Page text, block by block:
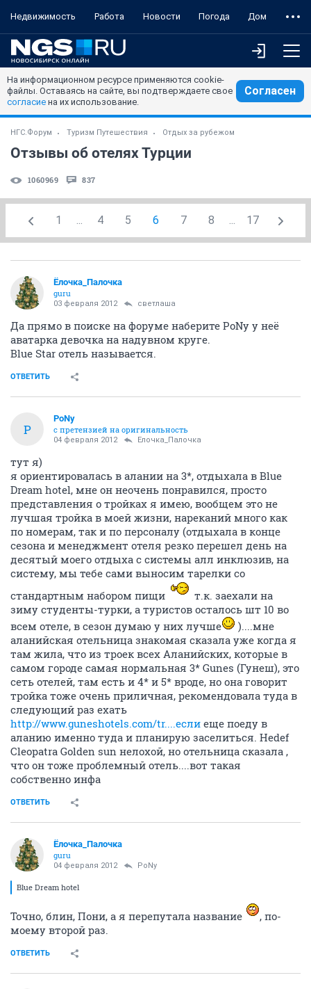
Недвижимость Работа Новости Погода Дом
На информационном ресурсе применяются cookie-
файлы. Оставаясь на сайте, вы подтверждаете свое
согласие на их использование.
Согласен
НГС.Форум Туризм Путешествия Отдых за рубежом
Отзывы об отелях Турции
1060969 837
1 ... 4 5 6 7 8 ... 17
Ёлочка_Палочка
guru
03 февраля 2012 светлаша
Да прямо в поиске на форуме наберите PoNy у неё
аватарка девочка на надувном круге.
Blue Star отель называется.
ОТВЕТИТЬ
P
PoNy
с претензией на оригинальность
04 февраля 2012 Ёлочка_Палочка
тут я)
я ориентировалась в алании на 3*, отдыхала в Blue
Dream hotel, мне он неочень понравился, просто
представления о тройках я имею, вообщем это не
лучшая тройка в моей жизни, нареканий много как
по номерам, так и по персоналу (отдыхала в конце
сезона и менеджмент отеля резко перешел день на
десятый моего отдыха с системы алл инклюзив, на
систему, мы тебе сами выносим тарелки со
стандартным набором пищи
т.к. заехали на
зиму студенты-турки, а туристов осталось шт 10 во
всем отеле, в сезон думаю у них лучше
)....мне
аланийская отельница знакомая сказала уже когда я
там жила, что из троек всех Аланийских, которые в
самом городе самая нормальная 3* Gunes (Гунеш), это
сеть отелей, там есть и 4* и 5* вроде, но она говорит
тройка тоже очень приличная, рекомендовала туда в
следующий раз ехать
http://www.guneshotels.com/tr....если еще поеду в
аланию именно туда и планирую заселиться. Hedef
Cleopatra Golden sun нелохой, но отельница сказала ,
что он тоже проблемный отель....вот такая
собственно инфа
ОТВЕТИТЬ
Ёлочка_Палочка
guru
04 февраля 2012 PoNy
Blue Dream hotel
Точно, блин, Пони, а я перепутала название
, по-
моему второй раз.
ОТВЕТИТЬ